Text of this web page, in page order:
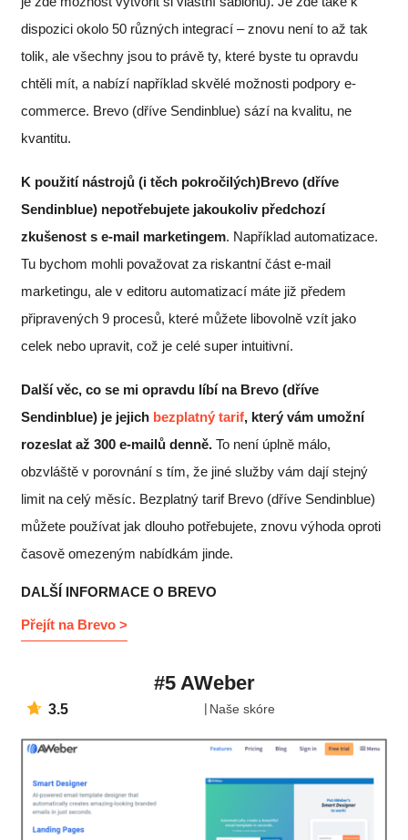
dispozici okolo 50 různých integrací – znovu není to až tak
tolik, ale všechny jsou to právě ty, které byste tu opravdu
chtěli mít, a nabízí například skvělé možnosti podpory e-
commerce. Brevo (dříve Sendinblue) sází na kvalitu, ne
kvantitu.
K použití nástrojů (i těch pokročilých)Brevo (dříve
Sendinblue) nepotřebujete jakoukoliv předchozí
zkušenost s e-mail marketingem. Například automatizace.
Tu bychom mohli považovat za riskantní část e-mail
marketingu, ale v editoru automatizací máte již předem
připravených 9 procesů, které můžete libovolně vzít jako
celek nebo upravit, což je celé super intuitivní.
Další věc, co se mi opravdu líbí na Brevo (dříve
Sendinblue) je jejich bezplatný tarif, který vám umožní
rozeslat až 300 e-mailů denně. To není úplně málo,
obzvláště v porovnání s tím, že jiné služby vám dají stejný
limit na celý měsíc. Bezplatný tarif Brevo (dříve Sendinblue)
můžete používat jak dlouho potřebujete, znovu výhoda oproti
časově omezeným nabídkám jinde.
DALŠÍ INFORMACE O BREVO
Přejít na Brevo >
#5 AWeber
3.5 Naše skóre